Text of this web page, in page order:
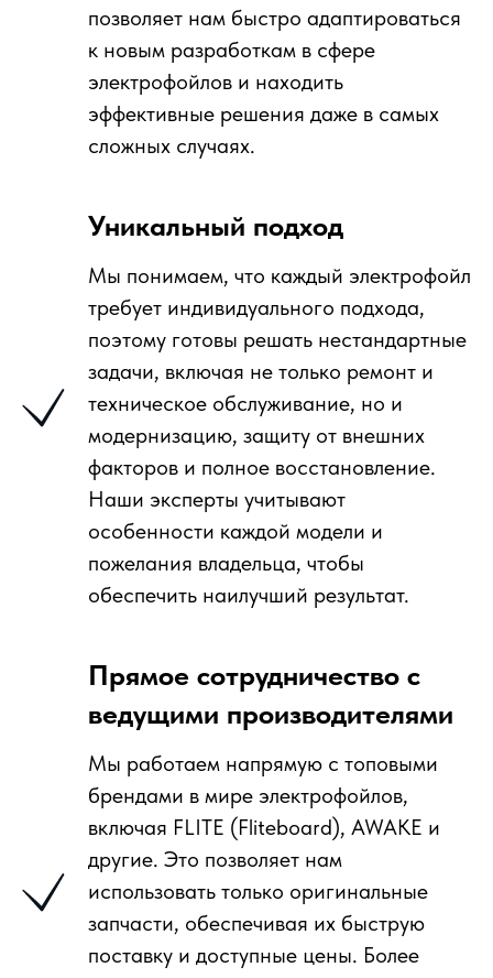
позволяет нам быстро адаптироваться
к новым разработкам в сфере
электрофойлов и находить
эффективные решения даже в самых
сложных случаях.
Уникальный подход
Мы понимаем, что каждый электрофойл
требует индивидуального подхода,
поэтому готовы решать нестандартные
задачи, включая не только ремонт и
техническое обслуживание, но и
модернизацию, защиту от внешних
факторов и полное восстановление.
Наши эксперты учитывают
особенности каждой модели и
пожелания владельца, чтобы
обеспечить наилучший результат.
Прямое сотрудничество с
ведущими производителями
Мы работаем напрямую с топовыми
брендами в мире электрофойлов,
включая FLITE (Fliteboard), AWAKE и
другие. Это позволяет нам
использовать только оригинальные
запчасти, обеспечивая их быструю
поставку и доступные цены. Более